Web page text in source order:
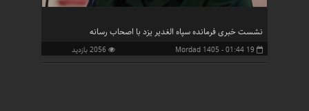
نشست خبری فرمانده سپاه الغدیر یزد با اصحاب رسانه
19 Mordad 1405 - 01:44 2056 بازدید